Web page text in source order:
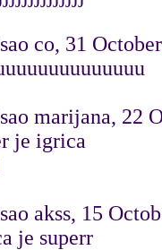
co, 31
marijana, 22
je igrica
akss, 15
je superr